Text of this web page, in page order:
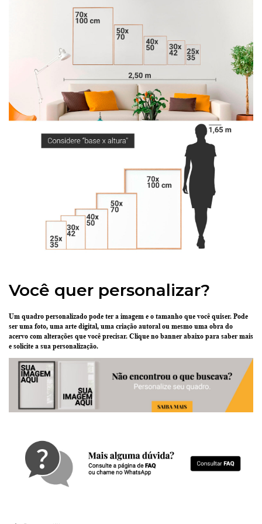
Você quer personalizar?
Um quadro personalizado pode ter a imagem e o tamanho que você quiser. Pode
ser uma foto, uma arte digital, uma criação autoral ou mesmo uma obra do
acervo com alterações que você precisar. Clique no banner abaixo para saber mais
e solicite a sua personalização.